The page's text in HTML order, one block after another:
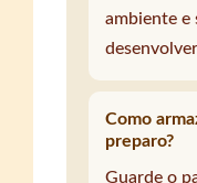
ambiente e
Como
preparo?
Guarde o